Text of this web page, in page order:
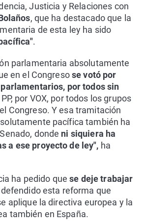
Justicia y Relaciones con
, que ha destacado que la
de esta ley ha sido
.
parlamentaria absolutamente
en el Congresose votó por
por todos sin
por VOX, por todos los grupos
Congreso. Y esa tramitación
pacífica también ha
donde ni siquiera ha
a ese proyecto de ley", ha
ha pedido quese deje trabajar
esta reforma que
aplique la directiva europea y la
también en España.